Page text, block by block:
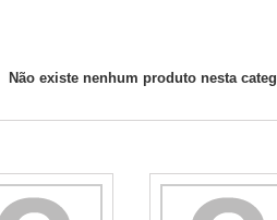
Não existe nenhum produto nesta